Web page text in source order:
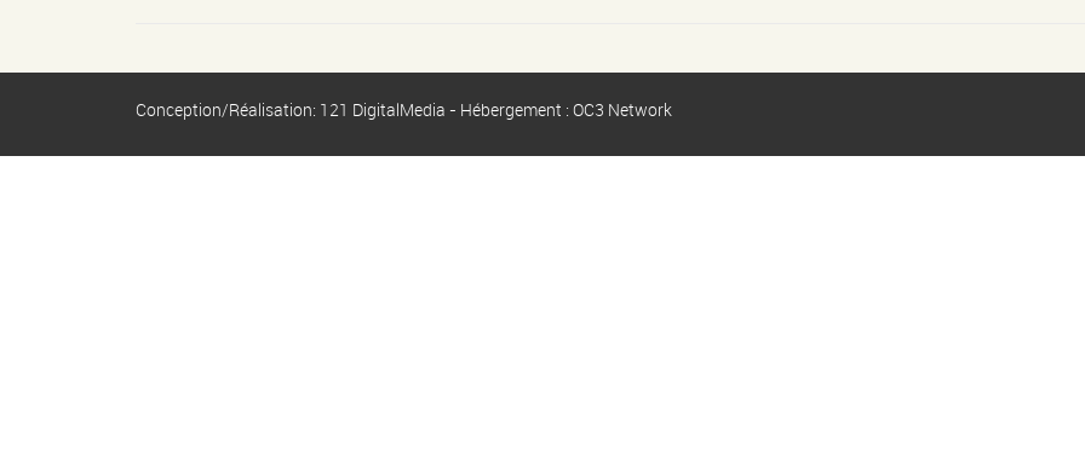
Conception/Réalisation: 121 DigitalMedia - Hébergement : OC3 Network